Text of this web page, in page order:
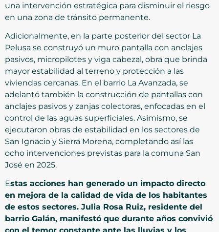
una intervención estratégica para disminuir el riesgo
en una zona de tránsito permanente.
Adicionalmente, en la parte posterior del sector La
Pelusa se construyó un muro pantalla con anclajes
pasivos, micropilotes y viga cabezal, obra que brinda
mayor estabilidad al terreno y protección a las
viviendas cercanas. En el barrio La Avanzada, se
adelantó también la construcción de pantallas con
anclajes pasivos y zanjas colectoras, enfocadas en el
control de las aguas superficiales. Asimismo, se
ejecutaron obras de estabilidad en los sectores de
San Ignacio y Sierra Morena, completando así las
ocho intervenciones previstas para la comuna San
José en 2025.
Estas acciones han generado un impacto directo
en mejora de la calidad de vida de los habitantes
de estos sectores. Julia Rosa Ruiz, residente del
barrio Galán, manifestó que durante años convivió